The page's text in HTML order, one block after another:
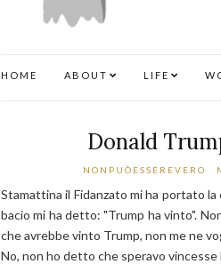
HOME ABOUT LIFE
Donald
NONPUÒESSEREVERO
Stamattina il Fidanzato mi ha portato
bacio mi ha detto: "Trump ha vinto".
che avrebbe vinto Trump, non me ne
No, non ho detto che speravo